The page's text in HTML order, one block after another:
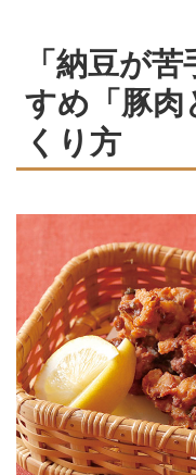
「納豆が
すめ「豚肉
くり方